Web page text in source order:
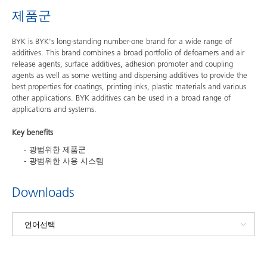
제품군
BYK is BYK's long-standing number-one brand for a wide range of
additives. This brand combines a broad portfolio of defoamers and air
release agents, surface additives, adhesion promoter and coupling
agents as well as some wetting and dispersing additives to provide the
best properties for coatings, printing inks, plastic materials and various
other applications. BYK additives can be used in a broad range of
applications and systems.
Key benefits
광범위한 제품군
광범위한 사용 시스템
Downloads